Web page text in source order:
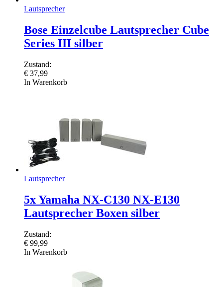
Lautsprecher
Bose Einzelcube Lautsprecher Cube
Series III silber
Zustand:
€ 37,99
In Warenkorb
Lautsprecher
5x Yamaha NX-C130 NX-E130
Lautsprecher Boxen silber
Zustand:
€ 99,99
In Warenkorb